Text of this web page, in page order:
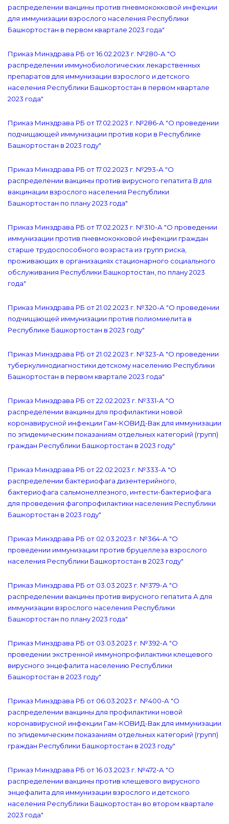
распределении вакцины против пневмококковой инфекции
для иммунизации взрослого населения Республики
Башкортостан в первом квартале 2023 года"
Приказ Минздрава РБ от 16.02.2023 г. №280-А "О
распределении иммунобиологических лекарственных
препаратов для иммунизации взрослого и детского
населения Республики Башкортостан в первом квартале
2023 года"
Приказ Минздрава РБ от 17.02.2023 г. №286-А "О проведении
подчищающей иммунизации против кори в Республике
Башкортостан в 2023 году"
Приказ Минздрава РБ от 17.02.2023 г. №293-А "О
распределении вакцины против вирусного гепатита В для
вакцинации взрослого населения Республики
Башкортостан по плану 2023 года"
Приказ Минздрава РБ от 17.02.2023 г. №310-А "О проведении
иммунизации против пневмококковой инфекции граждан
старше трудоспособного возраста из групп риска,
проживающих в организациях стационарного социального
обслуживания Республики Башкортостан, по плану 2023
года"
Приказ Минздрава РБ от 21.02.2023 г. №320-А "О проведении
подчищающей иммунизации против полиомиелита в
Республике Башкортостан в 2023 году"
Приказ Минздрава РБ от 21.02.2023 г. №323-А "О проведении
туберкулинодиагностики детскому населению Республики
Башкортостан в первом квартале 2023 года"
Приказ Минздрава РБ от 22.02.2023 г. №331-А "О
распределении вакцины для профилактики новой
коронавирусной инфекции Гам-КОВИД-Вак для иммунизации
по эпидемическим показаниям отдельных категорий (групп)
граждан Республики Башкортостан в 2023 году"
Приказ Минздрава РБ от 22.02.2023 г. №333-А "О
распределении бактериофага дизентерийного,
бактериофага сальмонеллезного, интести-бактериофага
для проведения фагопрофилактики населения Республики
Башкортостан в 2023 году"
Приказ Минздрава РБ от 02.03.2023 г. №364-А "О
проведении иммунизации против бруцеллеза взрослого
населения Республики Башкортостан в 2023 году"
Приказ Минздрава РБ от 03.03.2023 г. №379-А "О
распределении вакцины против вирусного гепатита А для
иммунизации взрослого населения Республики
Башкортостан по плану 2023 года"
Приказ Минздрава РБ от 03.03.2023 г. №392-А "О
проведении экстренной иммунопрофилактики клещевого
вирусного энцефалита населению Республики
Башкортостан в 2023 году"
Приказ Минздрава РБ от 06.03.2023 г. №400-А "О
распределении вакцины для профилактики новой
коронавирусной инфекции Гам-КОВИД-Вак для иммунизации
по эпидемическим показаниям отдельных категорий (групп)
граждан Республики Башкортостан в 2023 году"
Приказ Минздрава РБ от 16.03.2023 г. №472-А "О
распределении вакцины против клещевого вирусного
энцефалита для иммунизации взрослого и детского
населения Республики Башкортостан во втором квартале
2023 года"